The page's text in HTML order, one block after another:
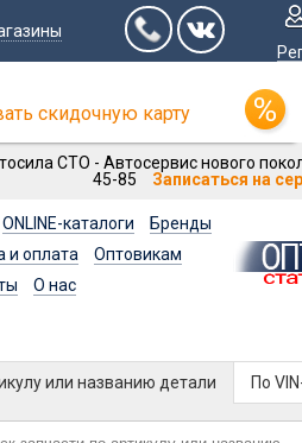
скидочную карту
СТО - Автосервис нового
45-85
Записаться на
ONLINE-каталоги
Бренды
и оплата
Оптовикам
О нас
или названию детали По